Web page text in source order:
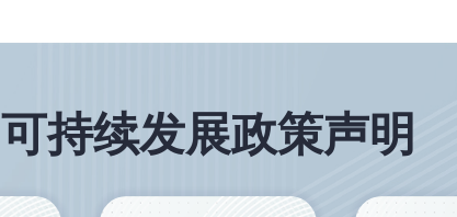
可持续发展政策声明